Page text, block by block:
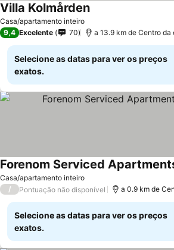
Casa/apartamento inteiro
Villa Kolmården
9,4 Excelente 70 a 13.9 km de Centro da
Selecione as datas para ver os preços
exatos.
Casa/apartamento inteiro
Forenom Serviced
/ Pontuação não disponível a 0.9 km de
Selecione as datas para ver os preços
exatos.